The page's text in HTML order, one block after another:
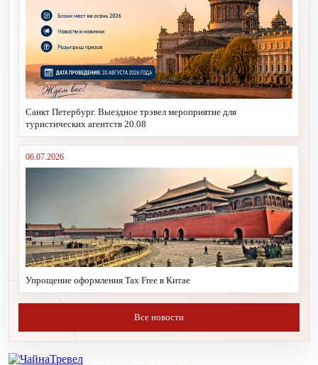
Санкт Петербург. Выездное трэвел мероприятие для
туристических агентств 20.08
06.07.2026
Упрощение оформления Tax Free в Китае
Все новости